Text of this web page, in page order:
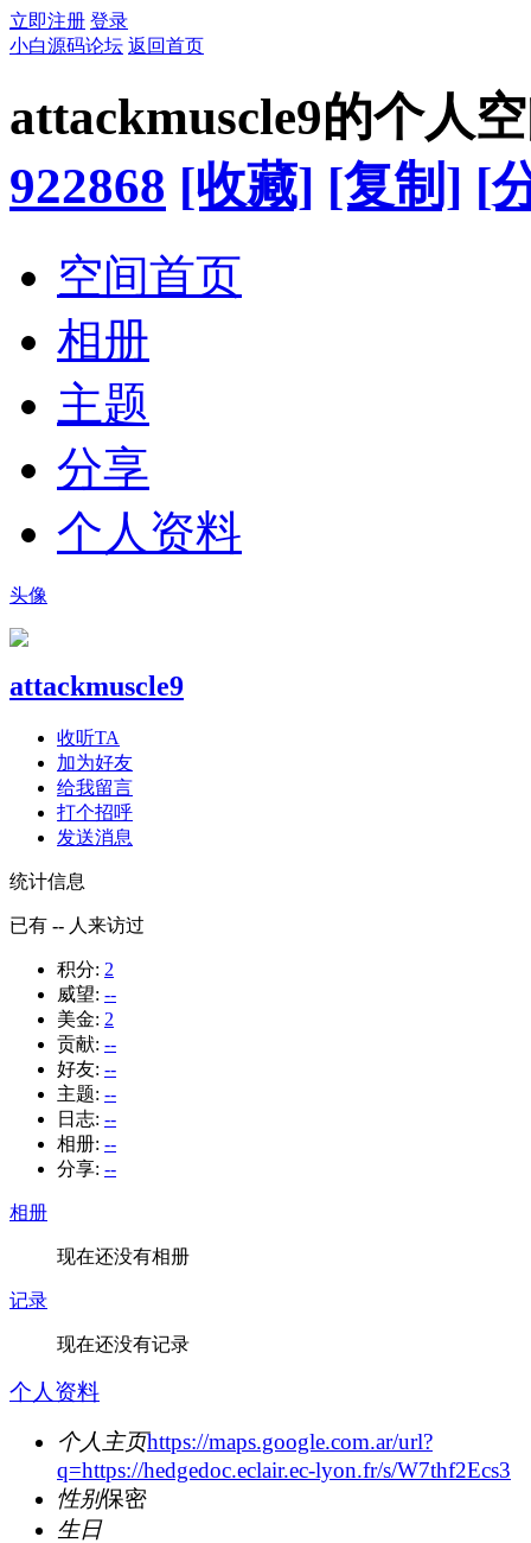
立即注册 登录
小白源码论坛 返回首页
attackmuscle9的个人
922868 [收藏] [复制] [
空间首页
相册
主题
分享
个人资料
头像
attackmuscle9
收听TA
加为好友
给我留言
打个招呼
发送消息
统计信息
已有 -- 人来访过
积分: 2
威望: --
美金: 2
贡献: --
好友: --
主题: --
日志: --
相册: --
分享: --
相册
现在还没有相册
记录
现在还没有记录
个人资料
个人主页https://maps.google.com.ar/url?
q=https://hedgedoc.eclair.ec-lyon.fr/s/W7thf2Ecs3
性别保密
生日